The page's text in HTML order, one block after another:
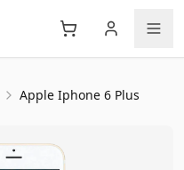
Apple Iphone 6 Plus